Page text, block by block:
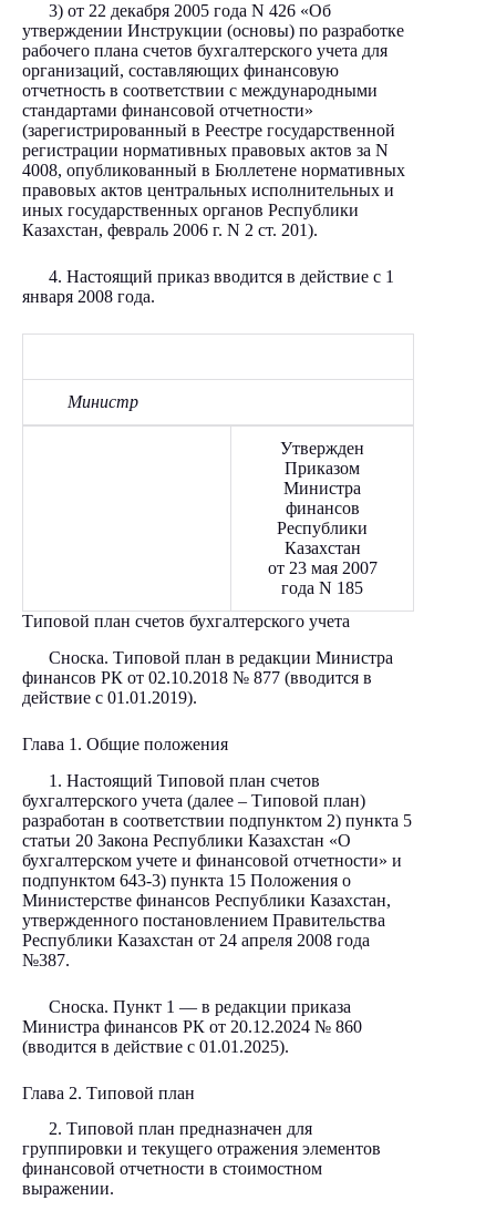
3) от 22 декабря 2005 года N 426 «Об
утверждении Инструкции (основы) по разработке
рабочего плана счетов бухгалтерского учета для
организаций, составляющих финансовую
отчетность в соответствии с международными
стандартами финансовой отчетности»
(зарегистрированный в Реестре государственной
регистрации нормативных правовых актов за N
4008, опубликованный в Бюллетене нормативных
правовых актов центральных исполнительных и
иных государственных органов Республики
Казахстан, февраль 2006 г. N 2 ст. 201).
4. Настоящий приказ вводится в действие с 1
января 2008 года.
Министр
Утвержден
Приказом
Министра
финансов
Республики
Казахстан
от 23 мая 2007
года N 185
Типовой план счетов бухгалтерского учета
Сноска. Типовой план в редакции Министра
финансов РК от 02.10.2018 № 877 (вводится в
действие с 01.01.2019).
Глава 1. Общие положения
1. Настоящий Типовой план счетов
бухгалтерского учета (далее – Типовой план)
разработан в соответствии подпунктом 2) пункта 5
статьи 20 Закона Республики Казахстан «О
бухгалтерском учете и финансовой отчетности» и
подпунктом 643-3) пункта 15 Положения о
Министерстве финансов Республики Казахстан,
утвержденного постановлением Правительства
Республики Казахстан от 24 апреля 2008 года
№387.
Сноска. Пункт 1 — в редакции приказа
Министра финансов РК от 20.12.2024 № 860
(вводится в действие с 01.01.2025).
Глава 2. Типовой план
2. Типовой план предназначен для
группировки и текущего отражения элементов
финансовой отчетности в стоимостном
выражении.